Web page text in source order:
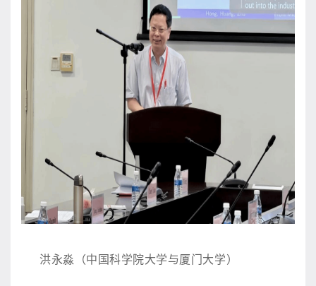
洪永淼（中国科学院大学与厦门大学）